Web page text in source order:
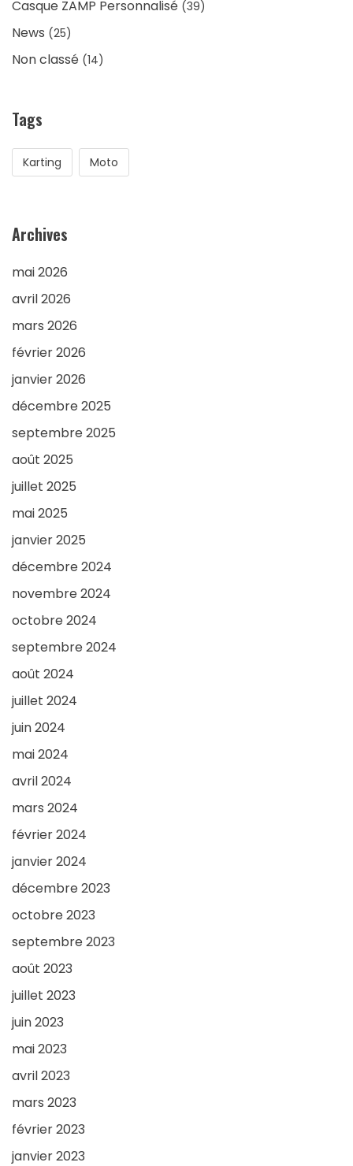
Casque ZAMP Personnalisé (39)
News (25)
Non classé (14)
Tags
Karting Moto
Archives
mai 2026
avril 2026
mars 2026
février 2026
janvier 2026
décembre 2025
septembre 2025
août 2025
juillet 2025
mai 2025
janvier 2025
décembre 2024
novembre 2024
octobre 2024
septembre 2024
août 2024
juillet 2024
juin 2024
mai 2024
avril 2024
mars 2024
février 2024
janvier 2024
décembre 2023
octobre 2023
septembre 2023
août 2023
juillet 2023
juin 2023
mai 2023
avril 2023
mars 2023
février 2023
janvier 2023